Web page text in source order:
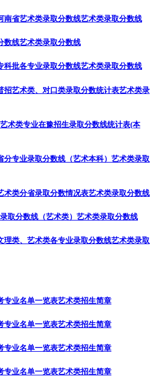
南省艺术类录取分数线艺术类录取分数线
数线艺术类录取分数线
科批各专业录取分数线艺术类录取分数线
招艺术类、对口类录取分数统计表艺术类录
术类专业在豫招生录取分数线统计表(本
专业录取分数线（艺术本科） 艺术类录取
术类分省录取分数情况表艺术类录取分数线
取分数线（艺术类） 艺术类录取分数线
理类、艺术类各专业录取分数线艺术类录取
专业名单一览表艺术类招生简章
专业名单一览表艺术类招生简章
专业名单一览表艺术类招生简章
专业名单一览表艺术类招生简章